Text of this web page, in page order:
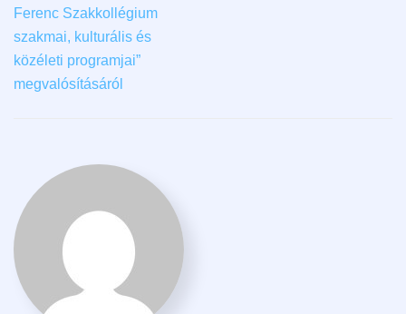
Ferenc Szakkollégium
szakmai, kulturális és
közéleti programjai”
megvalósításáról